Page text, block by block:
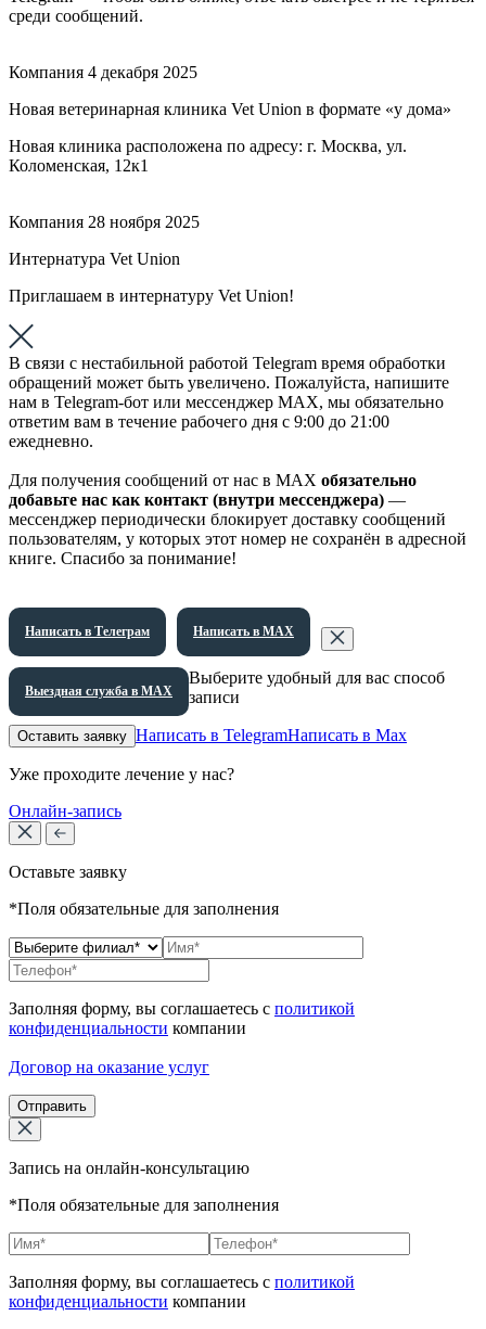
среди сообщений.
Компания 4 декабря 2025
Новая ветеринарная клиника Vet Union в формате «у дома»
Новая клиника расположена по адресу: г. Москва, ул.
Коломенская, 12к1
Компания 28 ноября 2025
Интернатура Vet Union
Приглашаем в интернатуру Vet Union!
В связи с нестабильной работой Telegram время обработки
обращений может быть увеличено. Пожалуйста, напишите
нам в Telegram-бот или мессенджер МАХ, мы обязательно
ответим вам в течение рабочего дня с 9:00 до 21:00
ежедневно.
Для получения сообщений от нас в МАХ обязательно
добавьте нас как контакт (внутри мессенджера) —
мессенджер периодически блокирует доставку сообщений
пользователям, у которых этот номер не сохранён в адресной
книге. Спасибо за понимание!
Написать в Телеграм Написать в МАХ
Выездная служба в МАХ
Выберите удобный для вас способ
записи
Оставить заявку Написать в TelegramНаписать в Max
Уже проходите лечение у нас?
Онлайн-запись
Оставьте заявку
*Поля обязательные для заполнения
Заполняя форму, вы соглашаетесь с политикой
конфиденциальности компании
Договор на оказание услуг
Отправить
Запись на онлайн-консультацию
*Поля обязательные для заполнения
Заполняя форму, вы соглашаетесь с политикой
конфиденциальности компании